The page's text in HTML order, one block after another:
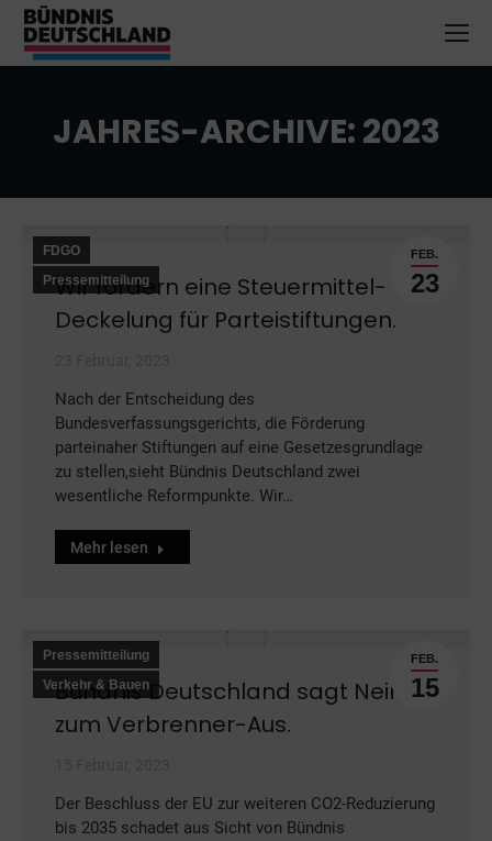
JAHRES-ARCHIVE:2023
FEB.
23
FDGO
Pressemitteilung
Wir fordern eine Steuermittel-
Deckelung für Parteistiftungen.
Nach der Entscheidung des
Bundesverfassungsgerichts, die Förderung
parteinaher Stiftungen auf eine Gesetzesgrundlage
zu stellen,sieht Bündnis Deutschland zwei
wesentliche Reformpunkte. Wir…
Mehr lesen
FEB.
15
Pressemitteilung
Verkehr & Bauen
Bündnis Deutschland sagt Nein
zum Verbrenner-Aus.
Der Beschluss der EU zur weiteren CO2-Reduzierung
bis 2035 schadet aus Sicht von Bündnis